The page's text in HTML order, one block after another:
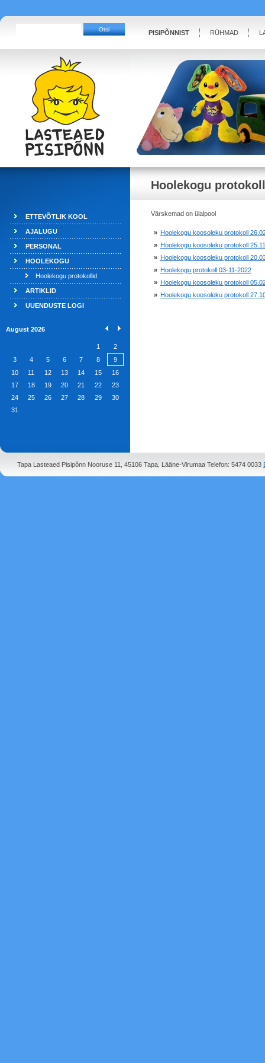
PISIPÕNNIST RÜHMAD
ETTEVÕTLIK KOOL
AJALUGU
PERSONAL
HOOLEKOGU
Hoolekogu protokollid
ARTIKLID
UUENDUSTE LOGI
August 2026
1
2
3
4 5 6 7 8
9
10
11 12 13 14 15
16
17
18 19 20 21 22
23
24
25 26 27 28 29
30
31
Hoolekogu
Värskemad on ülalpool
» Hoolekogu koosoleku protokoll
» Hoolekogu koosoleku protokoll
» Hoolekogu koosoleku protokoll
» Hoolekogu protokoll 03-11-2022
» Hoolekogu koosoleku protokoll
» Hoolekogu koosoleku protokoll
Tapa Lasteaed Pisipõnn Nooruse 11, 45106 Tapa, Lääne-Virumaa Telefon: 5474 0033